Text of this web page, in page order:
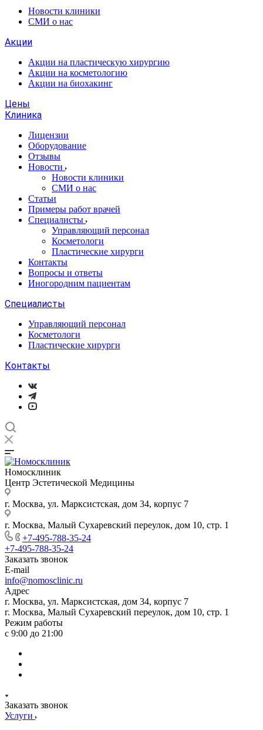
Новости клиники
СМИ о нас
Акции
Акции на пластическую хирургию
Акции на косметологию
Акции на биохакинг
Цены
Клиника
Лицензии
Оборудование
Отзывы
Новости
Новости клиники
СМИ о нас
Статьи
Примеры работ врачей
Специалисты
Управляющий персонал
Косметологи
Пластические хирурги
Контакты
Вопросы и ответы
Иногородним пациентам
Специалисты
Управляющий персонал
Косметологи
Пластические хирурги
Контакты
Номосклиник
Центр Эстетической Медицины
г. Москва, ул. Марксистская, дом 34, корпус 7
г. Москва, Малый Сухаревский переулок, дом 10, стр. 1
+7-495-788-35-24
+7-495-788-35-24
Заказать звонок
E-mail
info@nomosclinic.ru
Адрес
г. Москва, ул. Марксистская, дом 34, корпус 7
г. Москва, Малый Сухаревский переулок, дом 10, стр. 1
Режим работы
с 9:00 до 21:00
Заказать звонок
Услуги